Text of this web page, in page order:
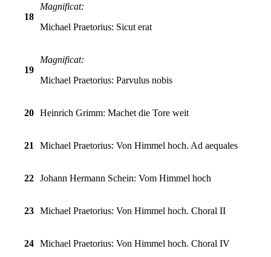
18
Magnificat:
Michael Praetorius: Sicut erat
19
Magnificat:
Michael Praetorius: Parvulus nobis
20 Heinrich Grimm: Machet die Tore weit
21 Michael Praetorius: Von Himmel hoch. Ad aequales
22 Johann Hermann Schein: Vom Himmel hoch
23 Michael Praetorius: Von Himmel hoch. Choral II
24 Michael Praetorius: Von Himmel hoch. Choral IV